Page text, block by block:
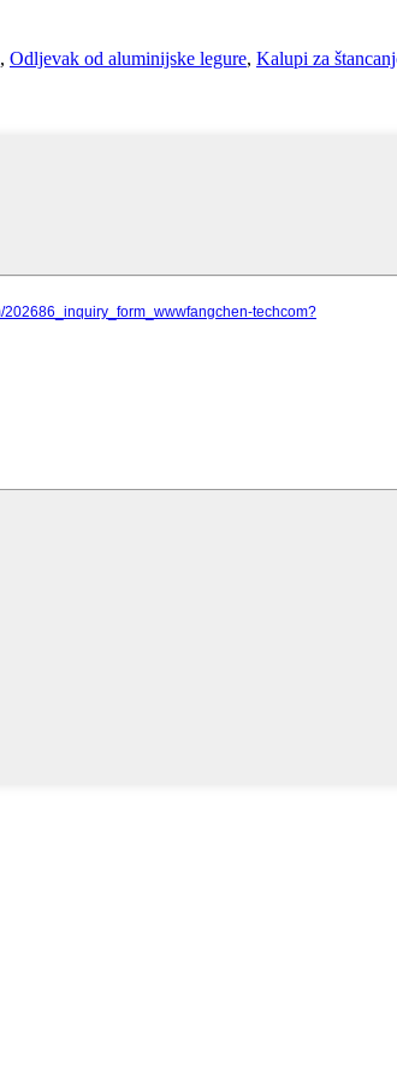
, Odljevak od aluminijske legure, Kalupi za